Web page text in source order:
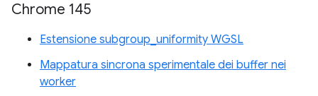
Chrome 145
Estensione subgroup_uniformity WGSL
Mappatura sincrona sperimentale dei buffer nei
worker